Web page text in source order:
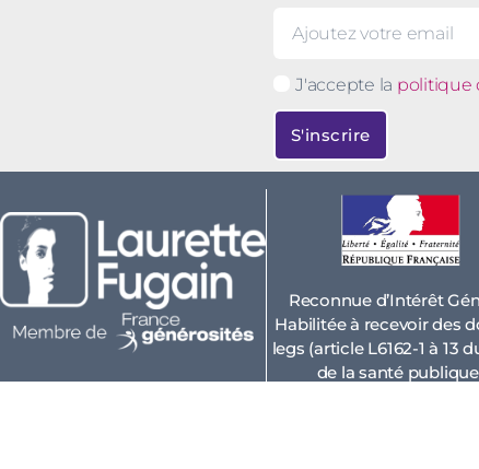
J'accepte la politique
S'inscrire
Reconnue d’Intérêt
Habilitée à recevoir des
legs (article L6162-1 à 13
de la santé